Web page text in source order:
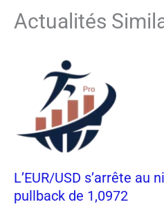
Actualités
L’EUR/USD s’arrête au
pullback de 1,0972